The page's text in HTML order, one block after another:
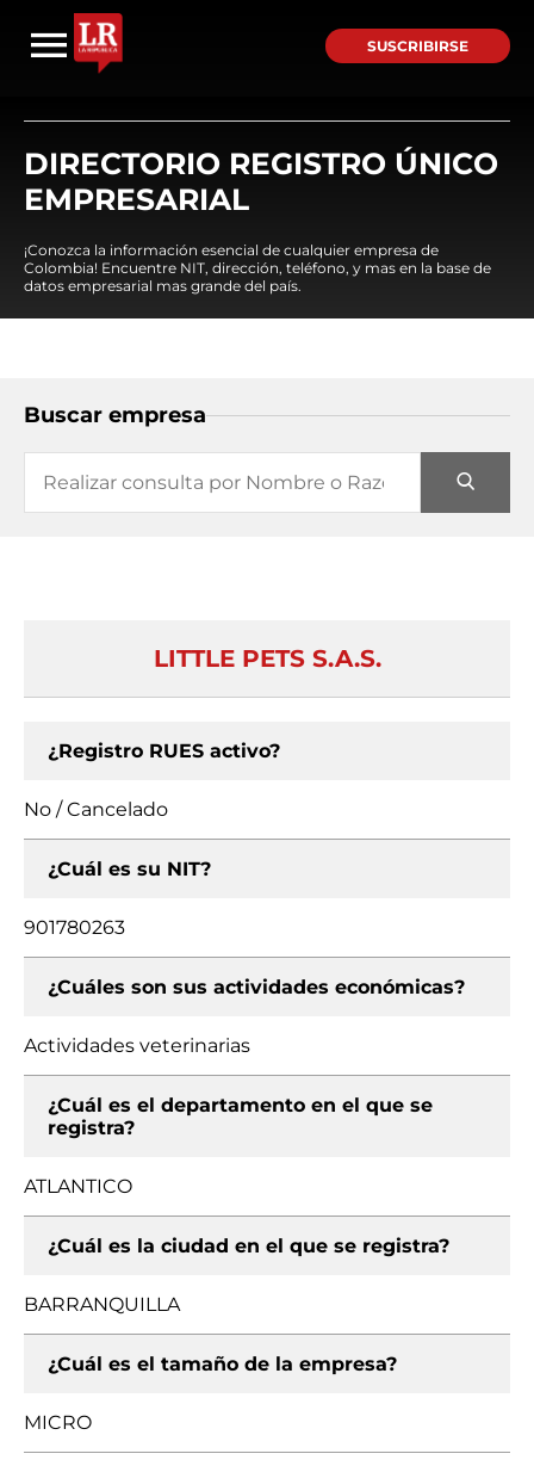
SUSCRIBIRSE
DIRECTORIO REGISTRO ÚNICO
EMPRESARIAL
¡Conozca la información esencial de cualquier empresa de
Colombia! Encuentre NIT, dirección, teléfono, y mas en la base de
datos empresarial mas grande del país.
Buscar empresa
LITTLE PETS S.A.S.
¿Registro RUES activo?
No / Cancelado
¿Cuál es su NIT?
901780263
¿Cuáles son sus actividades económicas?
Actividades veterinarias
¿Cuál es el departamento en el que se
registra?
ATLANTICO
¿Cuál es la ciudad en el que se registra?
BARRANQUILLA
¿Cuál es el tamaño de la empresa?
MICRO